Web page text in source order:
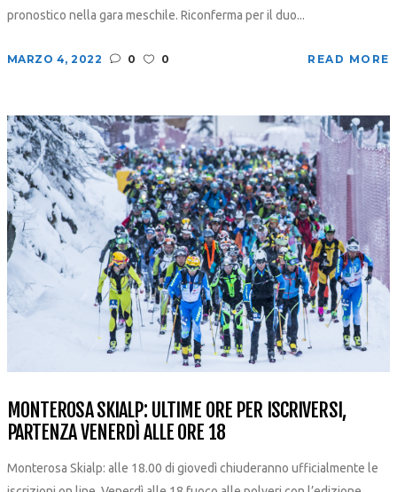
pronostico nella gara meschile. Riconferma per il duo...
MARZO 4, 2022 0 0 READ MORE
MONTEROSA SKIALP: ULTIME ORE PER ISCRIVERSI,
PARTENZA VENERDÌ ALLE ORE 18
Monterosa Skialp: alle 18.00 di giovedì chiuderanno ufficialmente le